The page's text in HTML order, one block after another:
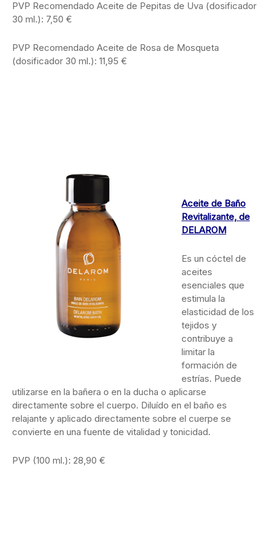
PVP Recomendado Aceite de Pepitas de Uva (dosificador
30 ml.): 7,50 €
PVP Recomendado Aceite de Rosa de Mosqueta
(dosificador 30 ml.): 11,95 €
Aceite de Baño
Revitalizante, de
DELAROM
Es un cóctel de
aceites
esenciales que
estimula la
elasticidad de los
tejidos y
contribuye a
limitar la
formación de
estrías. Puede
utilizarse en la bañera o en la ducha o aplicarse
directamente sobre el cuerpo. Diluído en el baño es
relajante y aplicado directamente sobre el cuerpe se
convierte en una fuente de vitalidad y tonicidad.
PVP (100 ml.): 28,90 €